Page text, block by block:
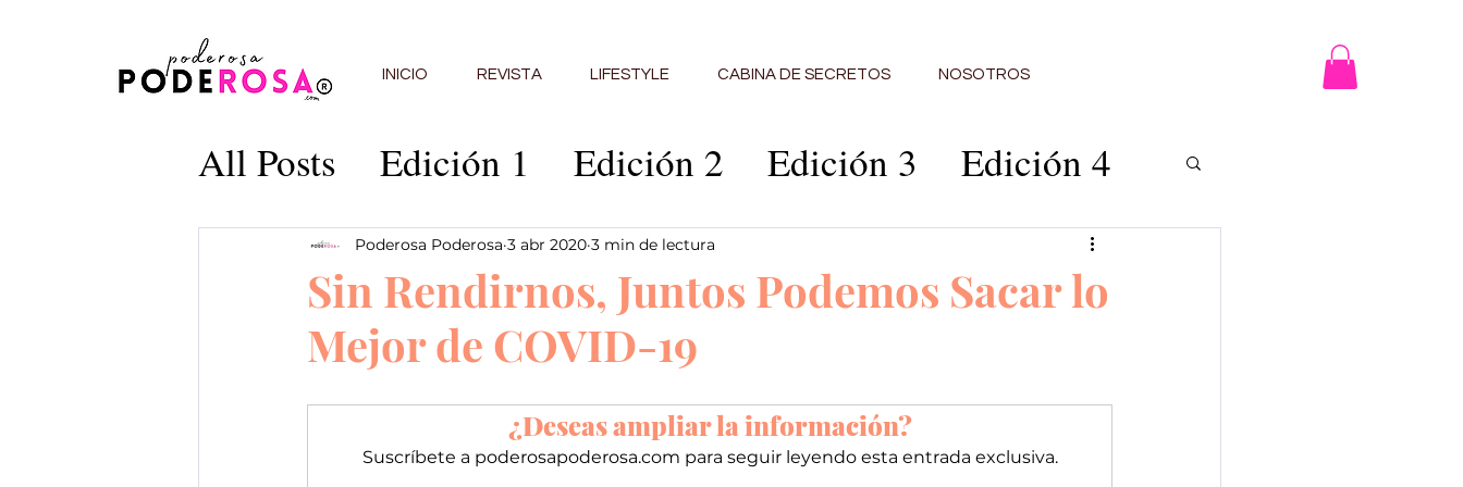
INICIO REVISTA LIFESTYLE CABINA DE SECRETOS NOSOTROS
All Posts Edición 1 Edición 2 Edición 3
Edición 4
Edición 5
Edición 6 Edición 7
Edición 9
Edición 10 Edición 11
Edición 13
Cabina Edición 14
Edición 15
Sin Rendirnos, Juntos Podemos Sacar lo
Mejor de COVID-19
Poderosa Poderosa 3 abr 2020 3 min de lectura
¿Deseas ampliar la información?
Suscríbete a poderosapoderosa.com para seguir leyendo esta entrada exclusiva.